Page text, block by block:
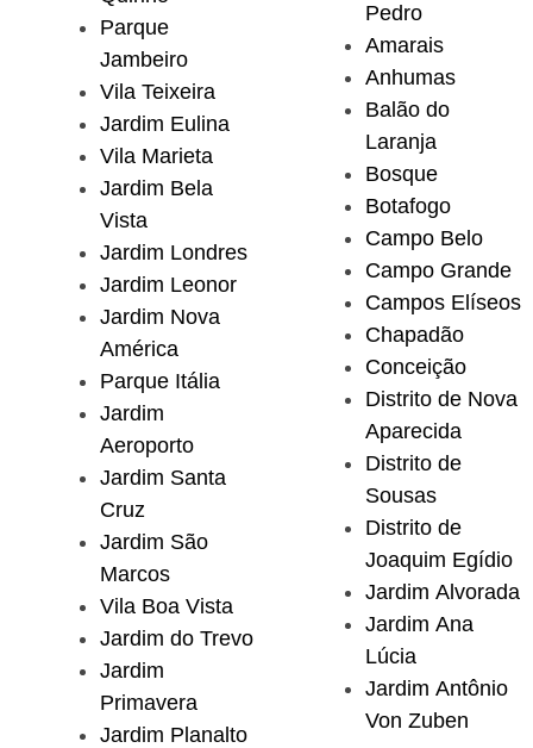
Parque
Jambeiro
Vila Teixeira
Jardim Eulina
Vila Marieta
Jardim Bela
Vista
Jardim Londres
Jardim Leonor
Jardim Nova
América
Parque Itália
Jardim
Aeroporto
Jardim Santa
Cruz
Jardim São
Marcos
Vila Boa Vista
Jardim do Trevo
Jardim
Primavera
Jardim Planalto
Pedro
Amarais
Anhumas
Balão do
Laranja
Bosque
Botafogo
Campo Belo
Campo Grande
Campos Elíseos
Chapadão
Conceição
Distrito de Nova
Aparecida
Distrito de
Sousas
Distrito de
Joaquim Egídio
Jardim Alvorada
Jardim Ana
Lúcia
Jardim Antônio
Von Zuben